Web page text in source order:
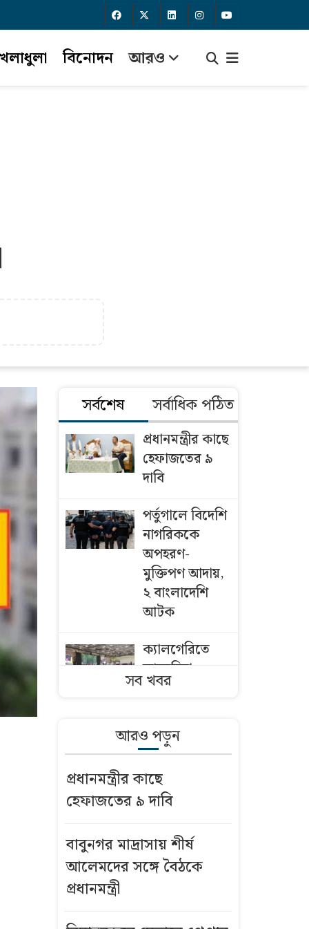
বিনোদন আরও
সর্বশেষ সর্বাধিক পঠিত
প্রধানমন্ত্রীর কাছে
হেফাজতের ৯
দাবি
পর্তুগালে বিদেশি
নাগরিককে
অপহরণ-
মুক্তিপণ আদায়,
২ বাংলাদেশি
আটক
ক্যালগেরিতে
আহমদিয়া
মুসলিম
জলসা সালানা
অনুষ্ঠিত
ঈদে
মিলাদুন্নবীতে
ছুটি
দেরিতে সন্তান
সব খবর
আরও পড়ুন
প্রধানমন্ত্রীর কাছে
হেফাজতের ৯ দাবি
বাবুনগর মাদ্রাসায় শীর্ষ
আলেমদের সঙ্গে বৈঠকে
প্রধানমন্ত্রী